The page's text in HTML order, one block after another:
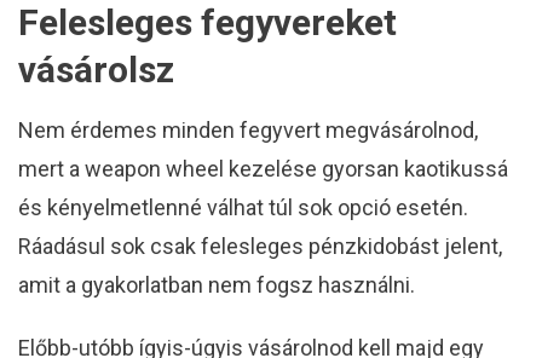
Felesleges fegyvereket
vásárolsz
Nem érdemes minden fegyvert megvásárolnod,
mert a weapon wheel kezelése gyorsan kaotikussá
és kényelmetlenné válhat túl sok opció esetén.
Ráadásul sok csak felesleges pénzkidobást jelent,
amit a gyakorlatban nem fogsz használni.
Előbb-utóbb ígyis-úgyis vásárolnod kell majd egy